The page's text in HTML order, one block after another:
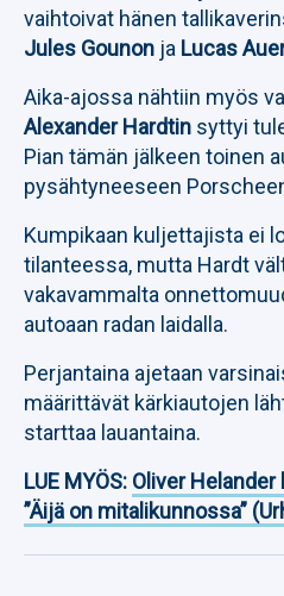
vaihtoivat hänen
Jules Gounon ja Lucas
Aika-ajossa nähtiin myös
Alexander Hardtin syttyi
Pian tämän jälkeen toinen
pysähtyneeseen
Kumpikaan kuljettajista ei
tilanteessa, mutta Hardt
vakavammalta
autoaan radan laidalla.
Perjantaina ajetaan
määrittävät kärkiautojen
starttaa lauantaina.
LUE MYÖS: Oliver
”Äijä on mitalikunnossa”